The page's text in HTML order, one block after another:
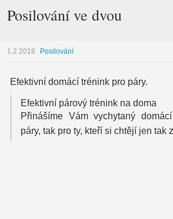
Posilování ve dvou
1.2.2018 Posilování
Efektivní domácí trénink pro páry.
Efektivní párový trénink na doma
Přinášíme Vám vychytaný
páry, tak pro ty, kteří si chtějí jen tak